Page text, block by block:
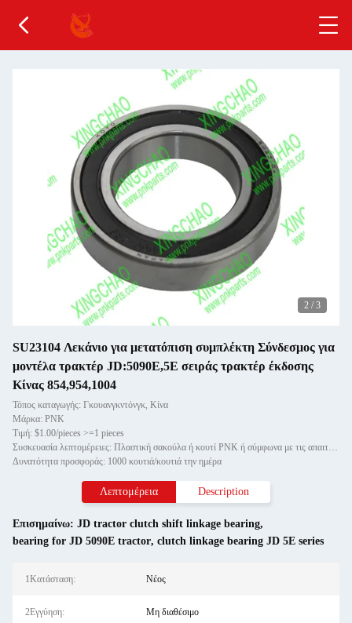
2 / 3
SU23104 Λεκάνιο για μετατόπιση συμπλέκτη Σύνδεσμος για
μοντέλα τρακτέρ JD:5090E,5E σειράς τρακτέρ έκδοσης
Κίνας 854,954,1004
Τόπος καταγωγής: Γκουανγκντόνγκ, Κίνα
Μάρκα: PNK
Τιμή: $1.00/pieces >=1 pieces
Συσκευασία λεπτομέρειες: Πλαστική σακούλα ή κουτί PNK ή σύμφωνα με τις απαιτήσεις σας.
Δυνατότητα προσφοράς: 1000 κουτιά/κουτιά την ημέρα
Λεπτομέρεια Description
Επισημαίνω: JD tractor clutch shift linkage bearing,
bearing for JD 5090E tractor, clutch linkage bearing JD 5E series
1Κατάσταση: Νέος
2Εγγύηση: Μη διαθέσιμο